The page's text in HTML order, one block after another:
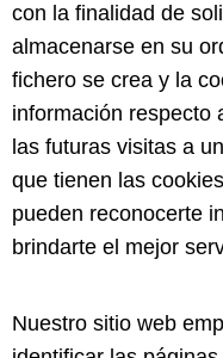
con la finalidad de
almacenarse en su
fichero se crea y la
información respecto
las futuras visitas a
que tienen las
pueden reconocerte
brindarte el mejor
Nuestro sitio web